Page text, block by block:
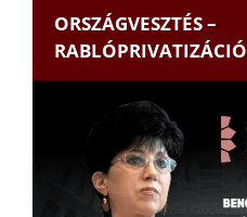
ORSZÁGVESZTÉS –
RABLÓPRIVATIZÁCIÓ